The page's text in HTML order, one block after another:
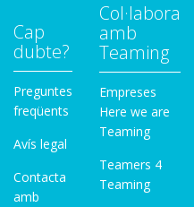
Cap
dubte?
Preguntes
freqüents
Avís legal
Contacta
amb
Col·labora
amb
Teaming
Empreses
Here we are
Teaming
Teamers 4
Teaming